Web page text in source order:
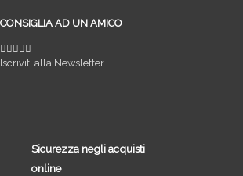
CONSIGLIA AD UN AMICO
Iscriviti alla Newsletter
Sicurezza negli acquisti
online